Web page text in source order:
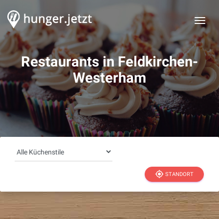
Restaurants in Feldkirchen-
Westerham
my_location STANDORT